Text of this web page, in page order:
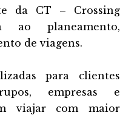
da CT – Crossing
ao planeamento,
de viagens.
para clientes
empresas e
viajar com maior